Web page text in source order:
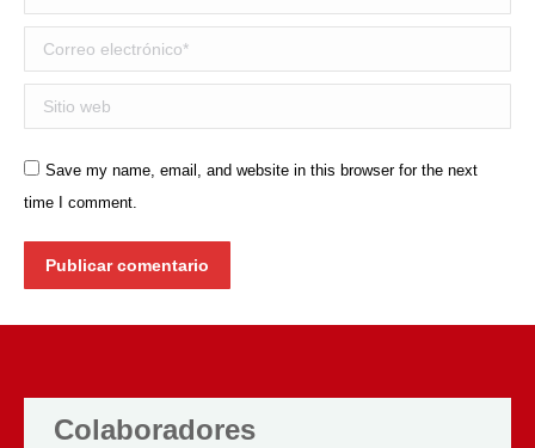
Correo electrónico *
Sitio web
Save my name, email, and website in this browser for the next
time I comment.
Publicar comentario
Colaboradores